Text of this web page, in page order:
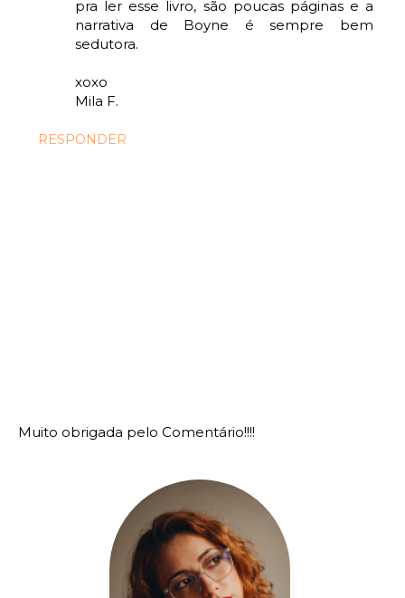
pra ler esse livro, são poucas páginas e a
narrativa de Boyne é sempre bem
sedutora.
xoxo
Mila F.
RESPONDER
Muito obrigada pelo Comentário!!!!